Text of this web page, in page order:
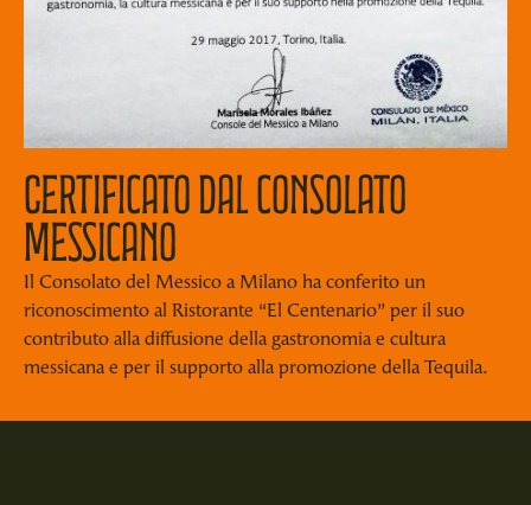
Certificato dal consolato
messicano
Il Consolato del Messico a Milano ha conferito un
riconoscimento al Ristorante “El Centenario” per il suo
contributo alla diffusione della gastronomia e cultura
messicana e per il supporto alla promozione della Tequila.